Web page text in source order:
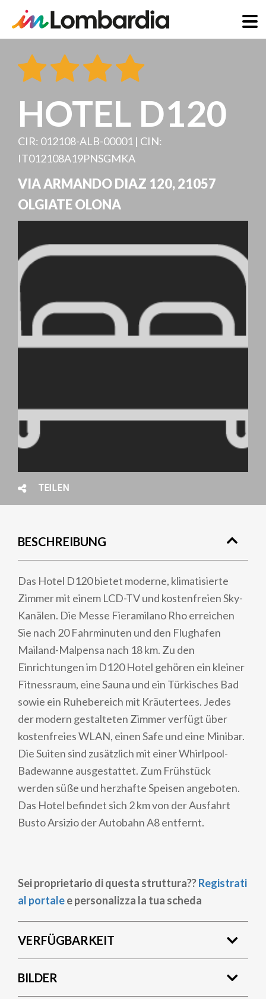
zum
Inhalt
HOTEL D120
CIR: 012108-ALB-00001 | CIN:
IT012108A19PNSGMKA
VIA ARMANDO DIAZ 120,21057
OLGIATE OLONA
TEILEN
BESCHREIBUNG
Das Hotel D120 bietet moderne, klimatisierte
Zimmer mit einem LCD-TV und kostenfreien Sky-
Kanälen. Die Messe Fieramilano Rho erreichen
Sie nach 20 Fahrminuten und den Flughafen
Mailand-Malpensa nach 18 km. Zu den
Einrichtungen im D120 Hotel gehören ein kleiner
Fitnessraum, eine Sauna und ein Türkisches Bad
sowie ein Ruhebereich mit Kräutertees. Jedes
der modern gestalteten Zimmer verfügt über
kostenfreies WLAN, einen Safe und eine Minibar.
Die Suiten sind zusätzlich mit einer Whirlpool-
Badewanne ausgestattet. Zum Frühstück
werden süße und herzhafte Speisen angeboten.
Das Hotel befindet sich 2 km von der Ausfahrt
Busto Arsizio der Autobahn A8 entfernt.
Sei proprietario di questa struttura??Registrati
al portalee personalizza la tua scheda
VERFÜGBARKEIT
BILDER